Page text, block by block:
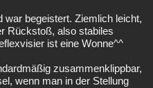
war begeistert. Ziemlich leicht,
Rückstoß, also stabiles
ist eine Wonne^^
zusammenklippbar,
wenn man in der Stellung